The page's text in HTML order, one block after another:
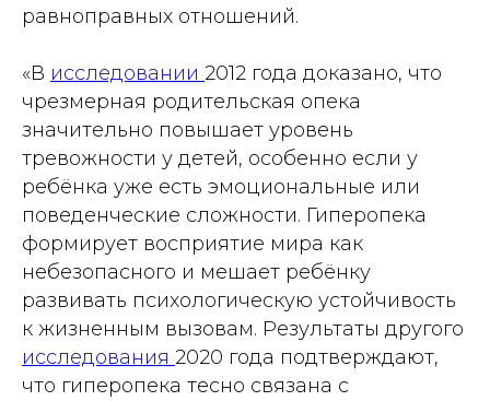
равноправных отношений.
«В исследовании 2012 года доказано, что
чрезмерная родительская опека
значительно повышает уровень
тревожности у детей, особенно если у
ребёнка уже есть эмоциональные или
поведенческие сложности. Гиперопека
формирует восприятие мира как
небезопасного и мешает ребёнку
развивать психологическую устойчивость
к жизненным вызовам. Результаты другого
исследования 2020 года подтверждают,
что гиперопека тесно связана с